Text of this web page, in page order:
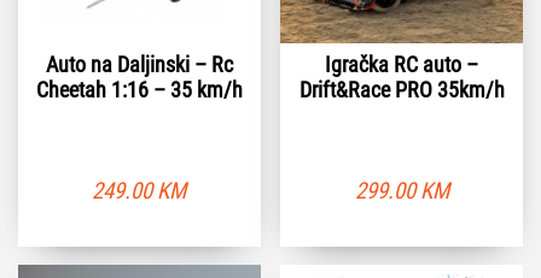
Auto na Daljinski – Rc
Cheetah 1:16 – 35 km/h
249.00KM
Igračka RC auto –
Drift&Race PRO 35km/h
299.00KM